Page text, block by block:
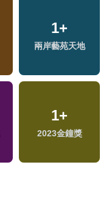
1+
兩岸藝苑天地
1+
2023金鐘獎